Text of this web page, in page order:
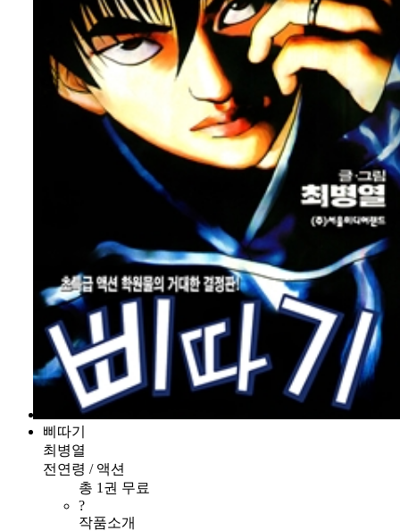
삐따기
최병열
전연령 / 액션
총 1권 무료
?
작품소개